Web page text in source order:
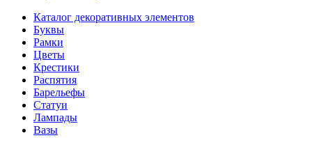
Каталог декоративных элементов
Буквы
Рамки
Цветы
Крестики
Распятия
Барельефы
Статуи
Лампады
Вазы